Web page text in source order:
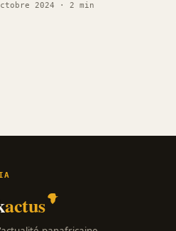
2024 · 2 min
actus